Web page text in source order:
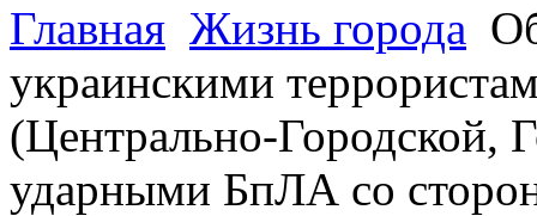
Главная Жизнь города
украинскими
(Центрально-Городской,
ударными БпЛА со